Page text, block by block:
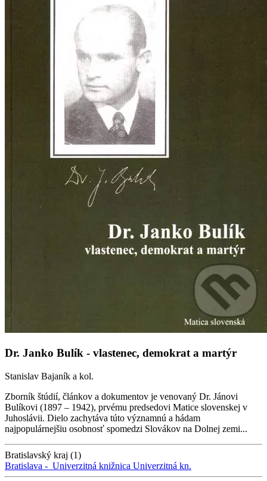
Dr. Janko Bulík - vlastenec, demokrat a martýr
Stanislav Bajaník a kol.
Zborník štúdií, článkov a dokumentov je venovaný Dr. Jánovi
Bulíkovi (1897 – 1942), prvému predsedovi Matice slovenskej v
Juhoslávii. Dielo zachytáva túto významnú a hádam
najpopulárnejšiu osobnosť spomedzi Slovákov na Dolnej zemi...
Bratislavský kraj (1)
Bratislava - Univerzitná knižnica Univerzitná kn.